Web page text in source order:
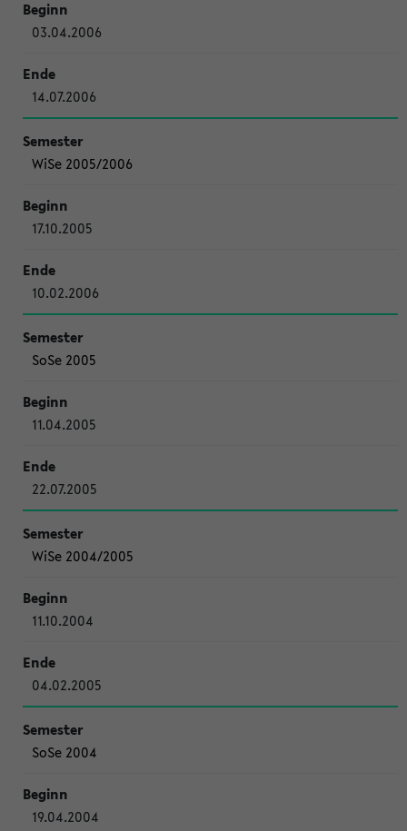
03.04.2006
14.07.2006
WiSe 2005/2006
17.10.2005
10.02.2006
SoSe 2005
11.04.2005
22.07.2005
WiSe 2004/2005
11.10.2004
04.02.2005
SoSe 2004
19.04.2004